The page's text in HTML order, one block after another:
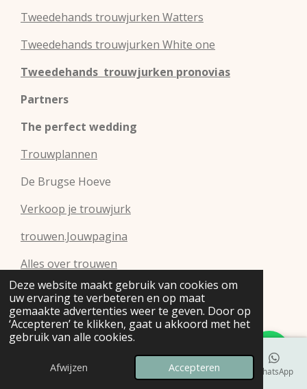
Deze website maakt gebruik van cookies om
uw ervaring te verbeteren en op maat
gemaakte advertenties weer te geven. Door op
‘Accepteren’ te klikken, gaat u akkoord met het
gebruik van alle cookies.
Afwijzen Accepteren
Tweedehands trouwjurken Watters
Tweedehands trouwjurken White one
Tweedehands trouwjurken pronovias
Partners
The perfect wedding
Trouwplannen
De Brugse Hoeve
Verkoop je trouwjurk
trouwen.Jouwpagina
Alles over trouwen
Boogolinks
E-mailadres Telefoonnummer Kaart Instagram WhatsApp